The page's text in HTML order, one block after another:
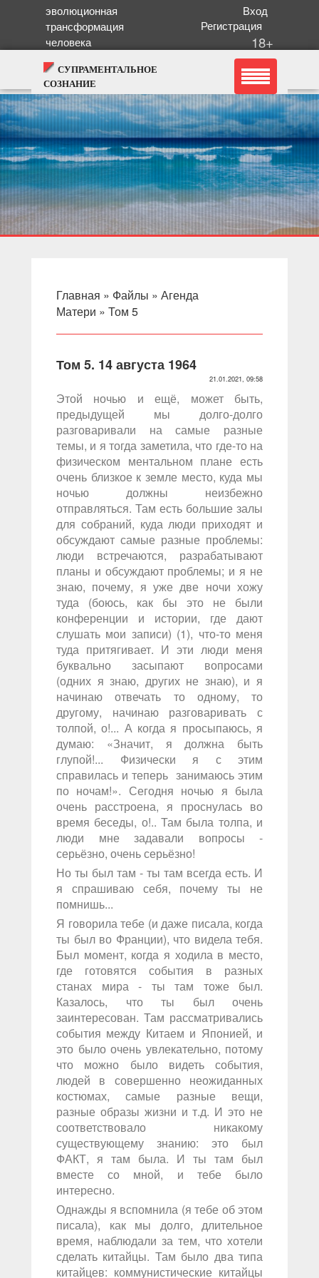
эволюционная
трансформация
человека
Вход
Регистрация
18+
СУПРАМЕНТАЛЬНОЕ
СОЗНАНИЕ
Главная » Файлы » Агенда
Матери » Том 5
Том 5. 14 августа 1964
21.01.2021, 09:58
Этой ночью и ещё, может быть,
предыдущей мы долго-долго
разговаривали на самые разные
темы, и я тогда заметила, что где-то на
физическом ментальном плане есть
очень близкое к земле место, куда мы
ночью должны неизбежно
отправляться. Там есть большие залы
для собраний, куда люди приходят и
обсуждают самые разные проблемы:
люди встречаются, разрабатывают
планы и обсуждают проблемы; и я не
знаю, почему, я уже две ночи хожу
туда (боюсь, как бы это не были
конференции и истории, где дают
слушать мои записи) (1), что-то меня
туда притягивает. И эти люди меня
буквально засыпают вопросами
(одних я знаю, других не знаю), и я
начинаю отвечать то одному, то
другому, начинаю разговаривать с
толпой, о!... А когда я просыпаюсь, я
думаю: «Значит, я должна быть
глупой!... Физически я с этим
справилась и теперь занимаюсь этим
по ночам!». Сегодня ночью я была
очень расстроена, я проснулась во
время беседы, о!.. Там была толпа, и
люди мне задавали вопросы -
серьёзно, очень серьёзно!
Но ты был там - ты там всегда есть. И
я спрашиваю себя, почему ты не
помнишь...
Я говорила тебе (и даже писала, когда
ты был во Франции), что видела тебя.
Был момент, когда я ходила в место,
где готовятся события в разных
станах мира - ты там тоже был.
Казалось, что ты был очень
заинтересован. Там рассматривались
события между Китаем и Японией, и
это было очень увлекательно, потому
что можно было видеть события,
людей в совершенно неожиданных
костюмах, самые разные вещи,
разные образы жизни и т.д. И это не
соответствовало никакому
существующему знанию: это был
ФАКТ, я там была. И ты там был
вместе со мной, и тебе было
интересно.
Однажды я вспомнила (я тебе об этом
писала), как мы долго, длительное
время, наблюдали за тем, что хотели
сделать китайцы. Там было два типа
китайцев: коммунистические китайцы